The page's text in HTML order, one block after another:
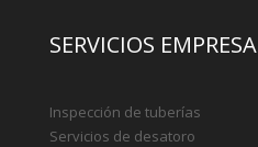
SERVICIOS EMPRESA
Inspección de tuberías
Servicios de desatoro